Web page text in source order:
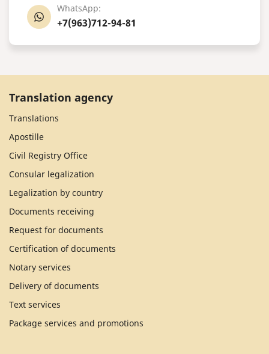
WhatsApp:
+7(963)712-94-81
Translation agency
Translations
Apostille
Civil Registry Office
Consular legalization
Legalization by country
Documents receiving
Request for documents
Certification of documents
Notary services
Delivery of documents
Text services
Package services and promotions